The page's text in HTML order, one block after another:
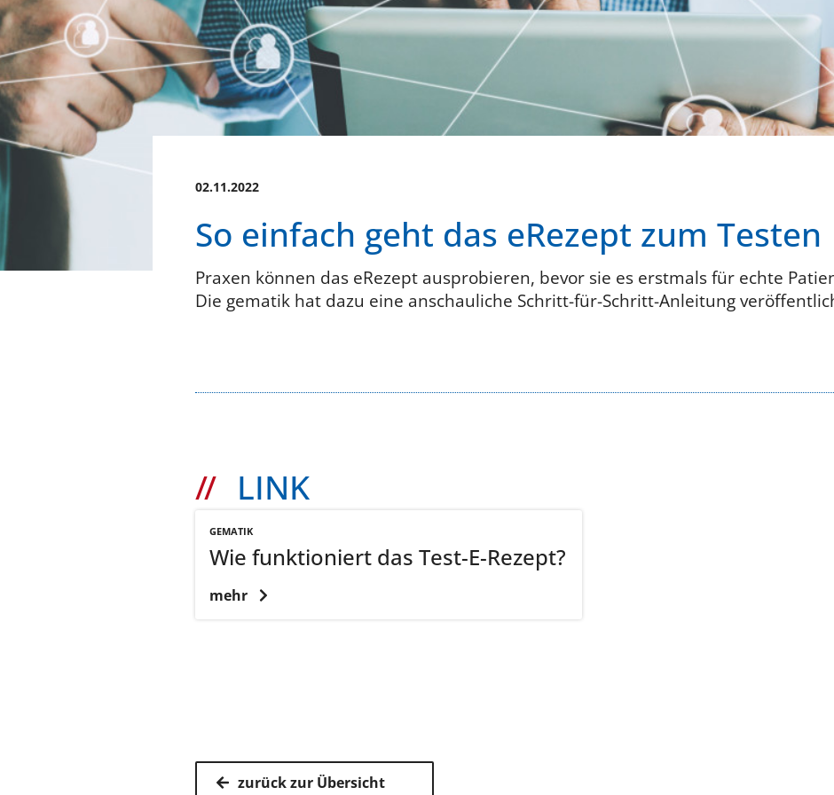
02.11.2022
So einfach geht das eRezept zum Testen
Praxen können das eRezept ausprobieren, bevor sie es erstmals für echte
Die gematik hat dazu eine anschauliche Schritt-für-Schritt-Anleitung
LINK
GEMATIK
Wie funktioniert das Test-E-Rezept?
mehr
zurück zur Übersicht